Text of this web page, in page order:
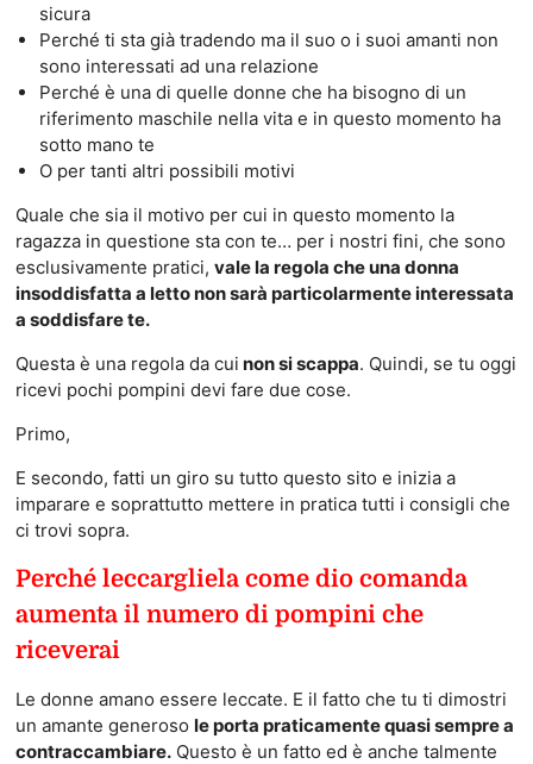
sicura
Perché ti sta già tradendo ma il suo o i suoi amanti non
sono interessati ad una relazione
Perché è una di quelle donne che ha bisogno di un
riferimento maschile nella vita e in questo momento ha
sotto mano te
O per tanti altri possibili motivi
Quale che sia il motivo per cui in questo momento la
ragazza in questione sta con te… per i nostri fini, che sono
esclusivamente pratici, vale la regola che una donna
insoddisfatta a letto non sarà particolarmente interessata
a soddisfare te.
Questa è una regola da cui non si scappa. Quindi, se tu oggi
ricevi pochi pompini devi fare due cose.
Primo,
E secondo, fatti un giro su tutto questo sito e inizia a
imparare e soprattutto mettere in pratica tutti i consigli che
ci trovi sopra.
Perché leccargliela come dio comanda
aumenta il numero di pompini che
riceverai
Le donne amano essere leccate. E il fatto che tu ti dimostri
un amante generoso le porta praticamente quasi sempre a
contraccambiare.Questo è un fatto ed è anche talmente